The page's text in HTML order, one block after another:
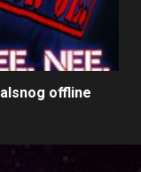
offline